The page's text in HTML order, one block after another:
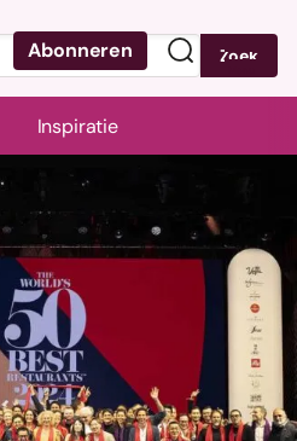
Abonneren Zoek
Inspiratie